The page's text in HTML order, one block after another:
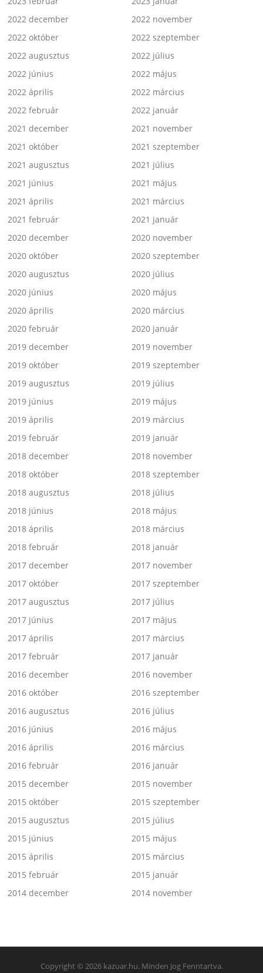
2022 december
2022 november
2022 október
2022 szeptember
2022 augusztus
2022 július
2022 június
2022 május
2022 április
2022 március
2022 február
2022 január
2021 december
2021 november
2021 október
2021 szeptember
2021 augusztus
2021 július
2021 június
2021 május
2021 április
2021 március
2021 február
2021 január
2020 december
2020 november
2020 október
2020 szeptember
2020 augusztus
2020 július
2020 június
2020 május
2020 április
2020 március
2020 február
2020 január
2019 december
2019 november
2019 október
2019 szeptember
2019 augusztus
2019 július
2019 június
2019 május
2019 április
2019 március
2019 február
2019 január
2018 december
2018 november
2018 október
2018 szeptember
2018 augusztus
2018 július
2018 június
2018 május
2018 április
2018 március
2018 február
2018 január
2017 december
2017 november
2017 október
2017 szeptember
2017 augusztus
2017 július
2017 június
2017 május
2017 április
2017 március
2017 február
2017 január
2016 december
2016 november
2016 október
2016 szeptember
2016 augusztus
2016 július
2016 június
2016 május
2016 április
2016 március
2016 február
2016 január
2015 december
2015 november
2015 október
2015 szeptember
2015 augusztus
2015 július
2015 június
2015 május
2015 április
2015 március
2015 február
2015 január
2014 december
2014 november
Copyright © 2026 kazuar.hu. Minden Jog Fenntartva.